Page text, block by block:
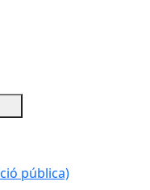
pública)